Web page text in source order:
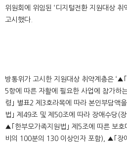
위원회에 위임된 ‘디지털전환 지원대상 취
고시했다.
방통위가 고시한 지원대상 취약계층은 ‘▲
5항에 따른 자활에 필요한 사업에 참가하
령｣ 별표2 제3호라목에 따라 본인부담액
법｣ 제49조 및 제50조에 따라 장애수당(
▲｢한부모가족지원법｣ 제5조에 따른 보호
비의 100분의 130 이상인자 포함)
▲｢장